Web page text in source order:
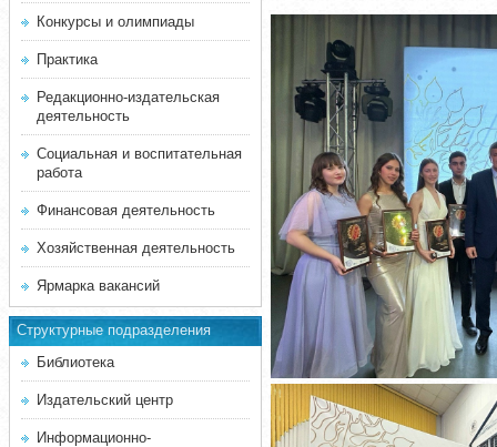
Конкурсы и олимпиады
Практика
Редакционно-издательская
деятельность
Социальная и воспитательная
работа
Финансовая деятельность
Хозяйственная деятельность
Ярмарка вакансий
Структурные подразделения
Библиотека
Издательский центр
Информационно-